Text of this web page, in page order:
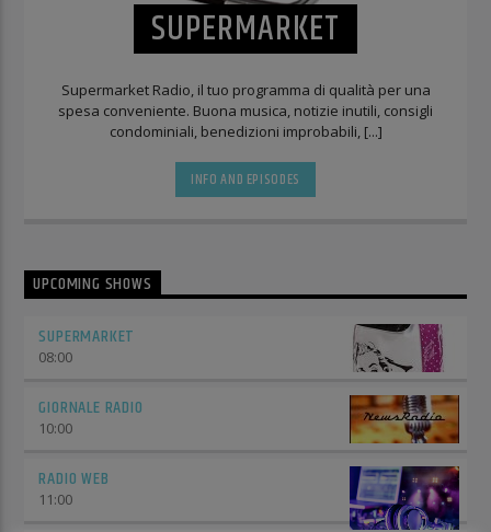
SUPERMARKET
Supermarket Radio, il tuo programma di qualità per una
spesa conveniente. Buona musica, notizie inutili, consigli
condominiali, benedizioni improbabili, [...]
INFO AND EPISODES
UPCOMING SHOWS
SUPERMARKET
08:00
GIORNALE RADIO
10:00
RADIO WEB
11:00